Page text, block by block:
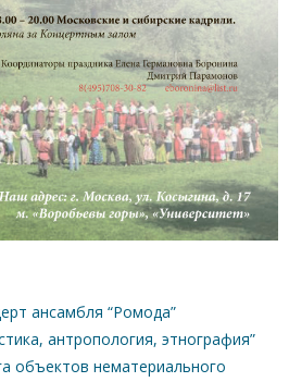
ансамбля “Ромода”
антропология, этнография”
объектов нематериального